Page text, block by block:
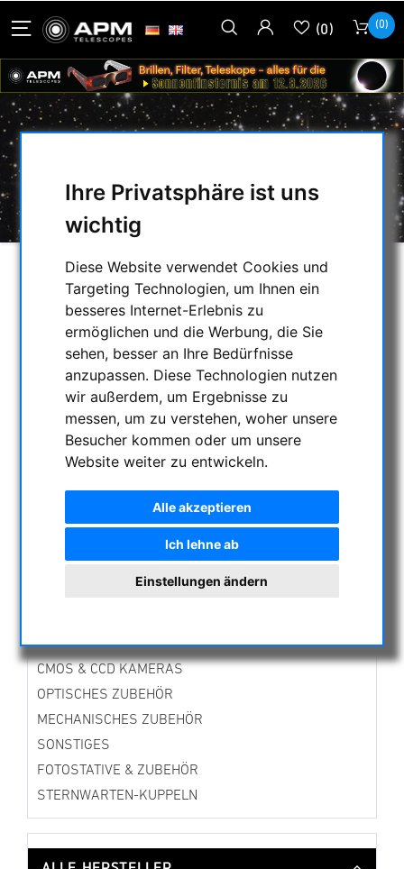
Ihre Privatsphäre ist uns
wichtig
Diese Website verwendet Cookies und
Targeting Technologien, um Ihnen ein
besseres Internet-Erlebnis zu
ermöglichen und die Werbung, die Sie
sehen, besser an Ihre Bedürfnisse
anzupassen. Diese Technologien nutzen
wir außerdem, um Ergebnisse zu
messen, um zu verstehen, woher unsere
Besucher kommen oder um unsere
Website weiter zu entwickeln.
Alle akzeptieren
Ich lehne ab
Einstellungen ändern
(0) (0)
28'
AUSWAHL
KATEGORIEN
NACHTSICHTGERÄTE , WÄRMEKAMERAS &
ENTFERNUNGSMESSER
AKTUELLE ANGEBOTE
ASTROPROFESSIONAL TELESCOPES
SECONDHAND & LAGERBESTAND
MONTIERUNGEN & STATIVE
CMOS & CCD KAMERAS
OPTISCHES ZUBEHÖR
MECHANISCHES ZUBEHÖR
SONSTIGES
FOTOSTATIVE & ZUBEHÖR
STERNWARTEN-KUPPELN